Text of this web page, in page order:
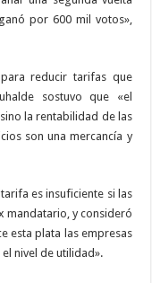
por 600 mil votos»,
reducir tarifas que
sostuvo que «el
la rentabilidad de las
son una mercancía y
es insuficiente si las
mandatario, y consideró
esta plata las empresas
nivel de utilidad».